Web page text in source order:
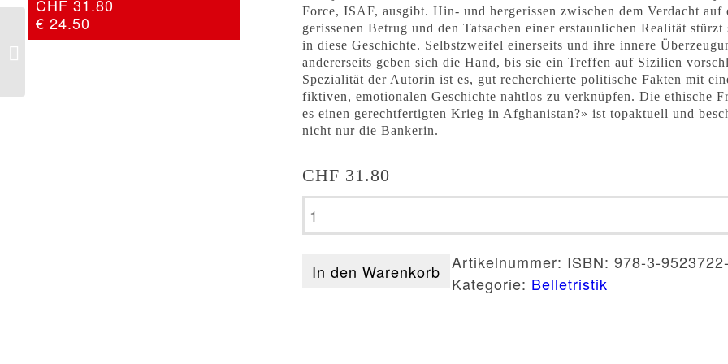
CHF 31.80
€ 24.50
Force, ISAF, ausgibt. Hin- und hergerissen zwischen dem Verdacht auf
gerissenen Betrug und den Tatsachen einer erstaunlichen Realität stürzt
in diese Geschichte. Selbstzweifel einerseits und ihre innere
andererseits geben sich die Hand, bis sie ein Treffen auf Sizilien
Spezialität der Autorin ist es, gut recherchierte politische Fakten mit
fiktiven, emotionalen Geschichte nahtlos zu verknüpfen. Die ethische
es einen gerechtfertigten Krieg in Afghanistan?» ist topaktuell und
nicht nur die Bankerin.
CHF 31.80
Monica
Camuglia
Perlen
In den Warenkorb Artikelnummer: ISBN: 978-3-
Kategorie: Belletristik
Tom Zai – Eisenhut